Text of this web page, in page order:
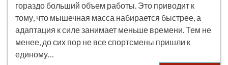
гораздо больший объем работы. Это приводит к
тому, что мышечная масса набирается быстрее, а
адаптация к силе занимает меньше времени. Тем не
менее, до сих пор не все спортсмены пришли к
единому…